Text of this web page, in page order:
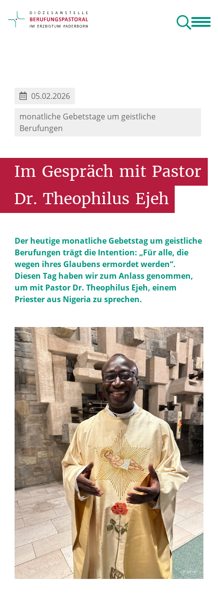
05.02.2026
monatliche Gebetstage um geistliche
Berufungen
Im Gespräch mit Pastor
Dr. Theophilus Ejeh
Der heutige monatliche Gebetstag um geistliche
Berufungen trägt die Intention: „Für alle, die
wegen ihres Glaubens ermordet werden“.
Diesen Tag haben wir zum Anlass genommen,
um mit Pastor Dr. Theophilus Ejeh, einem
Priester aus Nigeria zu sprechen.
© privat